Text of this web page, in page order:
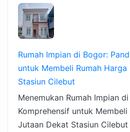
Rumah Impian di Bogor:
untuk Membeli Rumah
Stasiun Cilebut
Menemukan Rumah Impian
Komprehensif untuk
Jutaan Dekat Stasiun